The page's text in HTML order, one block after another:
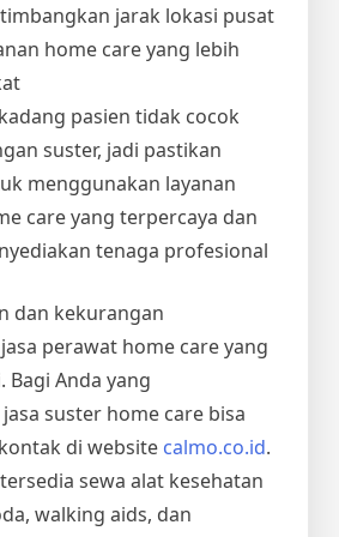
jarak lokasi pusat
home care yang lebih
pasien tidak cocok
suster, jadi pastikan
menggunakan layanan
care yang terpercaya dan
tenaga profesional
dan kekurangan
perawat home care yang
Anda yang
suster home care bisa
di website calmo.co.id.
sewa alat kesehatan
walking aids, dan